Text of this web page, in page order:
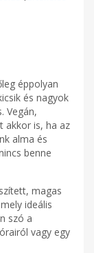
éppolyan
és nagyok
Vegán,
akkor is, ha az
alma és
benne
magas
ideális
szó a
vagy egy